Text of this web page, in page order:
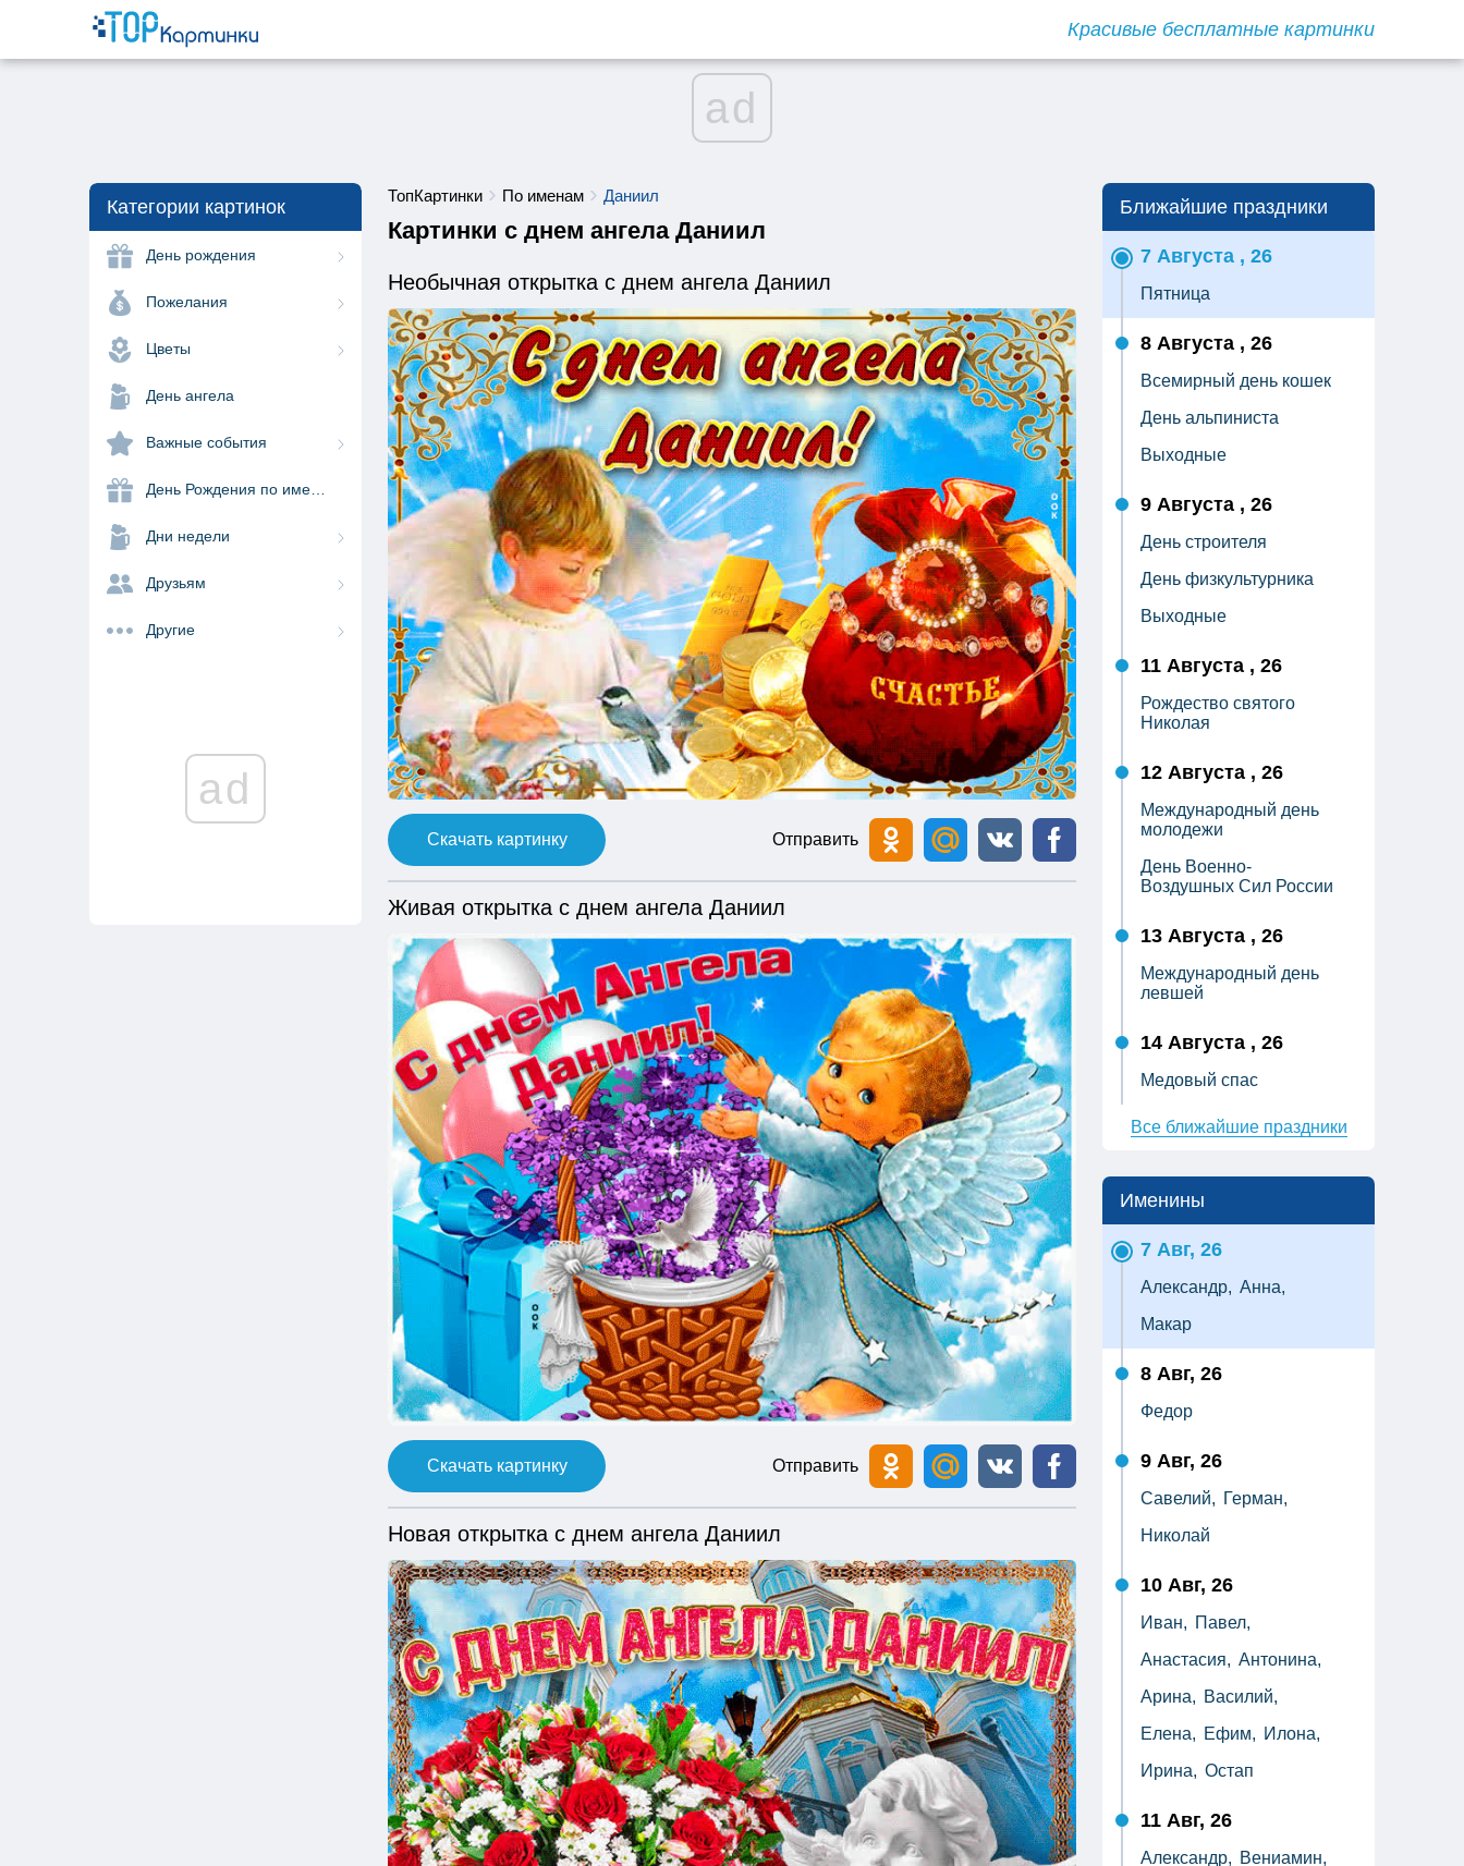
Красивые бесплатные картинки
ad
Категории картинок
День рождения
Пожелания
Цветы
День ангела
Важные события
Дни недели
Друзьям
Другие
ad
ТопКартинки По именам Даниил
Картинки с днем ангела Даниил
Необычная открытка с днем ангела Даниил
Скачать картинку Отправить
Живая открытка с днем ангела Даниил
Скачать картинку Отправить
Новая открытка с днем ангела Даниил
Ближайшие праздники
7 Августа , 26
Пятница
8 Августа , 26
Всемирный день кошек
День альпиниста
Выходные
9 Августа , 26
День строителя
День физкультурника
Выходные
11 Августа , 26
Рождество святого
Николая
12 Августа , 26
Международный день
молодежи
День Военно-
Воздушных Сил России
13 Августа , 26
Международный день
левшей
14 Августа , 26
Медовый спас
Все ближайшие праздники
Именины
7 Авг, 26
Александр, Анна,
Макар
8 Авг, 26
Федор
9 Авг, 26
Савелий, Герман,
Николай
10 Авг, 26
Иван, Павел,
Анастасия, Антонина,
Арина, Василий,
Елена, Ефим, Илона,
Ирина, Остап
11 Авг, 26
Александр, Вениамин,